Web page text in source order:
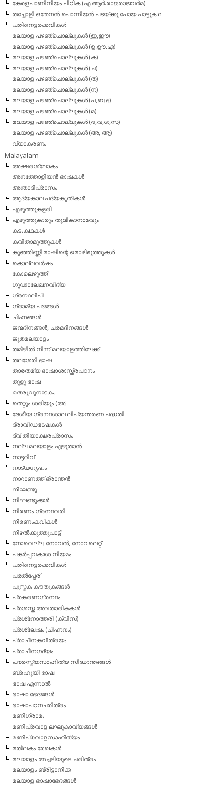
കേരളപാണിനീയം പീഠിക (എ.ആര്‍.രാജരാജവര്‍മ)
തച്ചോളി ഒതേനൻ പൊന്നിയൻ പടയ്‌ക്കു പോയ പാട്ടുകഥ
പതിനെട്ടരക്കവികള്‍
മലയാള പഴഞ്ചൊല്ലുകള്‍ (ഇ,ഈ)
മലയാള പഴഞ്ചൊല്ലുകള്‍ (ഉ,ഊ,എ)
മലയാള പഴഞ്ചൊല്ലുകള്‍ (ക)
മലയാള പഴഞ്ചൊല്ലുകള്‍ (ച)
മലയാള പഴഞ്ചൊല്ലുകള്‍ (ത)
മലയാള പഴഞ്ചൊല്ലുകള്‍ (ന)
മലയാള പഴഞ്ചൊല്ലുകള്‍ (പ,ബ,ഭ)
മലയാള പഴഞ്ചൊല്ലുകള്‍ (മ)
മലയാള പഴഞ്ചൊല്ലുകള്‍ (ര,വ,ശ,സ)
മലയാള പഴഞ്ചൊല്ലുകൾ (അ, ആ)
വ്യാകരണം
Malayalam
അക്ഷരശ്ലോകം
അനത്തോളിയന്‍ ഭാഷകള്‍
അന്താദിപ്രാസം
ആദ്യകാല പദ്യകൃതികള്‍
എഴുത്തുകളരി
എഴുത്തുകാരും തൂലികാനാമവും
കടംകഥകള്‍
കവിതാമുത്തുകള്‍
കുഞ്ഞിണ്ണി മാഷിന്റെ മൊഴിമുത്തുകള്‍
കൊല്ലവര്‍ഷം
കോലെഴുത്ത്
ഗൂഢാലേഖനവിദ്യ
ഗ്രന്ഥലിപി
ഗ്രാമ്യ പദങ്ങള്‍
ചിഹ്നങ്ങള്‍
ജന്മദിനങ്ങള്‍, ചരമദിനങ്ങള്‍
ജൂതമലയാളം
തമിഴില്‍ നിന്ന് മലയാളത്തിലേക്ക്
തലശേരി ഭാഷ
താരതമ്യ ഭാഷാശാസ്ത്രപഠനം
തുളു ഭാഷ
തെരുവുനാടകം
തെറ്റും ശരിയും (അ)
ദേശീയ ഗ്രന്ഥശാല ലിപ്യന്തരണ പദ്ധതി
ദ്രാവിഡഭാഷകള്‍
ദ്വിതീയാക്ഷരപ്രാസം
നല്ല മലയാളം എഴുതാന്‍
നാട്ടറിവ്
നാട്യഗൃഹം
നാറാണത്ത് ഭ്രാന്തന്‍
നിഘണ്ടു
നിഘണ്ടുക്കള്‍
നിരണം ഗ്രന്ഥവരി
നിരണംകവികള്‍
നിഴല്‍ക്കുത്തുപാട്ട്
നോവെല്ല, നോവല്‍, നോവലെറ്റ്
പകര്‍പ്പവകാശ നിയമം
പതിനെട്ടരക്കവികള്‍
പരല്‍പ്പേര്
പുസ്തക കൗതുകങ്ങള്‍
പ്രകരണഗ്രന്ഥം
പ്രശസ്ത അവതാരികകള്‍
പ്രശ്‌നോത്തരി (ക്വിസ്)
പ്രശ്ലേഷം (ചിഹ്നനം)
പ്രാചീനകവിത്രയം
പ്രാചീനഗദ്യം
പൗരസ്ത്യസാഹിത്യ സിദ്ധാന്തങ്ങള്‍
ബ്രഹൂയി ഭാഷ
ഭാഷ എന്നാല്‍
ഭാഷാ ഭേദങ്ങള്‍
ഭാഷാപഠനചരിത്രം
മണിഗ്രാമം
മണിപ്രവാള ലഘുകാവ്യങ്ങള്‍
മണിപ്രവാളസാഹിത്യം
മതിലകം രേഖകള്‍
മലയാളം അച്ചടിയുടെ ചരിത്രം
മലയാളം ബ്രിട്ടാനിക്ക
മലയാള ഭാഷാഭേദങ്ങള്‍